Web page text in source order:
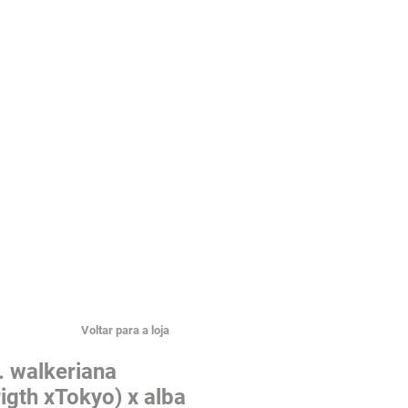
walkeriana
xTokyo) x alba
Voltar para a loja